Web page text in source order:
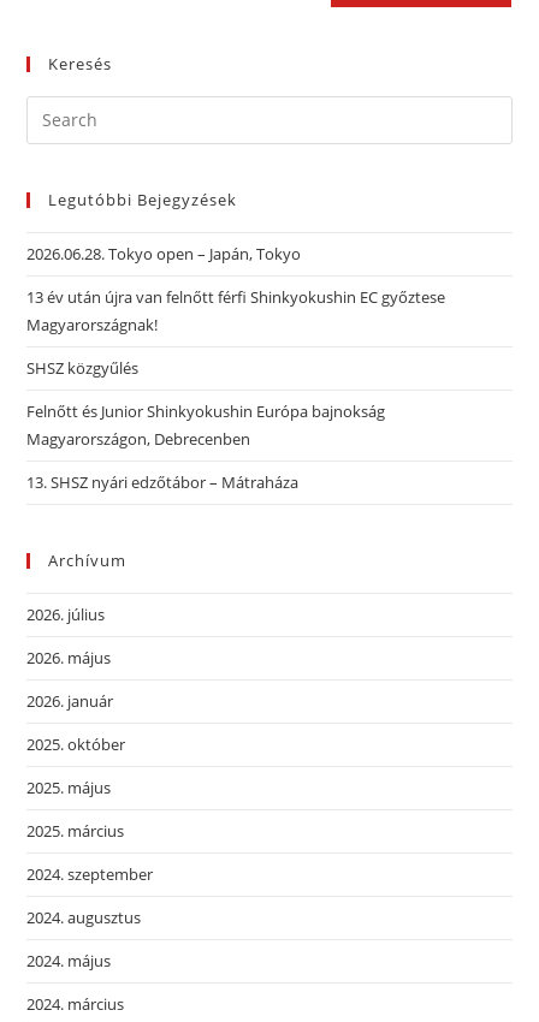
Keresés
Legutóbbi Bejegyzések
2026.06.28. Tokyo open – Japán, Tokyo
13 év után újra van felnőtt férfi Shinkyokushin EC győztese
Magyarországnak!
SHSZ közgyűlés
Felnőtt és Junior Shinkyokushin Európa bajnokság
Magyarországon, Debrecenben
13. SHSZ nyári edzőtábor – Mátraháza
Archívum
2026. július
2026. május
2026. január
2025. október
2025. május
2025. március
2024. szeptember
2024. augusztus
2024. május
2024. március